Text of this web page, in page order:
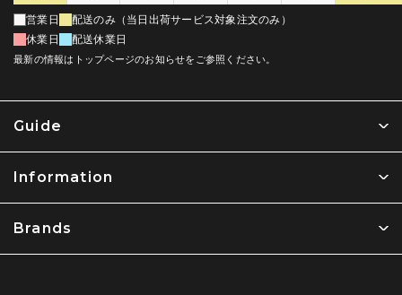
Guide
Information
Brands
営業日
配送のみ（当日出荷サービス対象注文のみ）
休業日
配送休業日
最新の情報はトップページのお知らせをご参照ください。